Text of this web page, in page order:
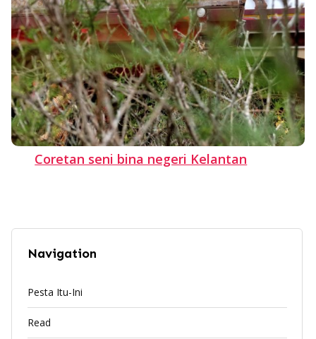
Coretan seni bina negeri Kelantan
Navigation
Pesta Itu-Ini
Read